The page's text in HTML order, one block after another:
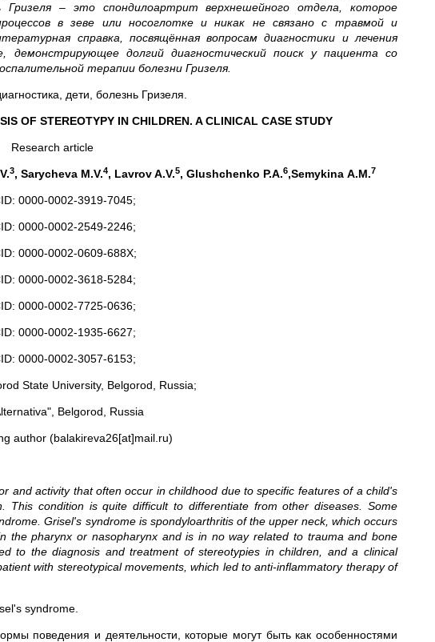
Гризеля – это спондилоартрит верхнешейного отдела, которое
в зеве или носоглотке и никак не связано с травмой и
справка, посвящённая вопросам диагностики и лечения
демонстрирующее долгий диагностический поиск у пациента со
терапии болезни Гризеля.
дети, болезнь Гризеля.
OF STEREOTYPY IN CHILDREN. A CLINICAL CASE STUDY
Research article
3, Sarycheva M.V.4, Lavrov A.V.5, Glushchenko P.A.6,Semykina A.M.7
0000-0002-3919-7045;
0000-0002-2549-2246;
0000-0002-0609-688Х;
0000-0002-3618-5284;
0000-0002-7725-0636;
0000-0002-1935-6627;
0000-0002-3057-6153;
State University, Belgorod, Russia;
Belgorod, Russia
author (balakireva26[at]mail.ru)
and activity that often occur in childhood due to specific features of a child's
This condition is quite difficult to differentiate from other diseases. Some
Grisel's syndrome is spondyloarthritis of the upper neck, which occurs
the pharynx or nasopharynx and is in no way related to trauma and bone
to the diagnosis and treatment of stereotypies in children, and a clinical
with stereotypical movements, which led to anti-inflammatory therapy of
syndrome.
поведения и деятельности, которые могут быть как особенностями